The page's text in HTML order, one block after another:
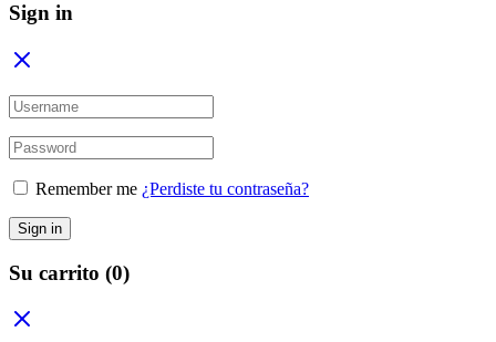
Sign in
Remember me ¿Perdiste tu contraseña?
Sign in
Su carrito (0)